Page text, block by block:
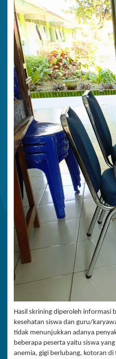
Hasil skrining diperoleh informasi
kesehatan siswa dan guru/
tidak menunjukkan adanya
beberapa peserta yaitu siswa
anemia, gigi berlubang, kotoran